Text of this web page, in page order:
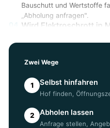
Bauschutt und Wertstoffe
„Abholung anfragen".
Wird Elektroschrott in
direkt beim Hof.
Erhalte ich einen
Bei einer Abholung über
Entsorgungsnachweis —
Ämter in Magdeburg.
Zwei Wege
1 Selbst hinfahren
Hof finden,
2 Abholen lassen
Anfrage stellen,